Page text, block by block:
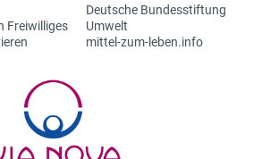
Freiwilliges
Deutsche Bundesstiftung
Umwelt
mittel-zum-leben.info